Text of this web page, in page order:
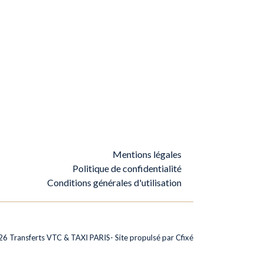
Mentions légales
Politique de confidentialité
Conditions générales d'utilisation
Transferts VTC & TAXI PARIS- Site propulsé parCfixé